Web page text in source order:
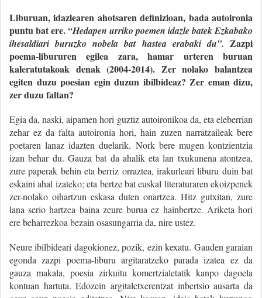
Liburuan, idazlearen ahotsaren definizioan, bada autoironia
puntu bat ere. “Hedapen urriko poemen idazle batek Ezkabako
ihesaldiari buruzko nobela bat hastea erabaki du”. Zazpi
poema-libururen egilea zara, hamar urteren buruan
kaleratutakoak denak (2004-2014). Zer nolako balantzea
egiten duzu poesian egin duzun ibilbideaz? Zer eman dizu,
zer duzu faltan?
Egia da, naski, aipamen hori guztiz autoironikoa da, eta eleberrian
zehar ez da falta autoironia hori, hain zuzen narratzaileak bere
poetaren lanaz idazten duelarik. Nork bere mugen kontzientzia
izan behar du. Gauza bat da ahalik eta lan txukunena atontzea,
zure paperak behin eta berriz orraztea, irakurleari liburu duin bat
eskaini ahal izateko; eta bertze bat euskal literaturaren ekoizpenek
zer-nolako oihartzun eskasa duten onartzea. Hitz gutxitan, zure
lana serio hartzea baina zeure burua ez hainbertze. Ariketa hori
ere beharrezkoa bezain osasungarria da, nire ustez.
Neure ibilbideari dagokionez, pozik, ezin kexatu. Gauden garaian
egonda zazpi poema-liburu argitaratzeko parada izatea ez da
gauza makala, poesia zirkuitu komertzialetatik kanpo dagoela
kontuan hartuta. Edozein argitaletxerentzat inbertsio ausarta da